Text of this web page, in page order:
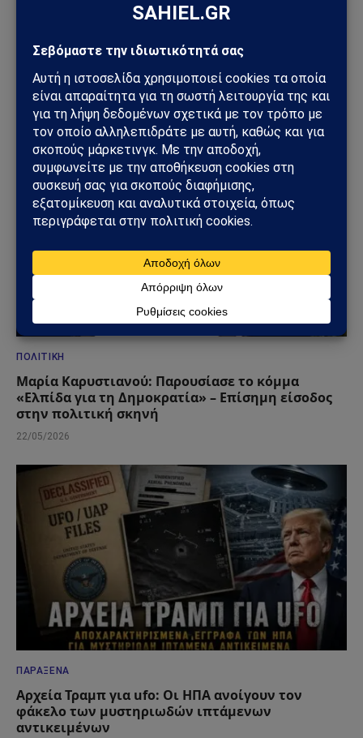
ΚΌΣΜΟΣ
επίθεση με μαχαίρι – Σπίτια, οχήματα και δρόμοι
στις φλόγες
10/06/2026
ΠΟΛΙΤΙΚΉ
Μαρία Καρυστιανού: Παρουσίασε το κόμμα
«Ελπίδα για τη Δημοκρατία» – Επίσημη είσοδος
στην πολιτική σκηνή
22/05/2026
ΠΑΡΆΞΕΝΑ
Αρχεία Τραμπ για ufo: Οι ΗΠΑ ανοίγουν τον
φάκελο των μυστηριωδών ιπτάμενων
αντικειμένων